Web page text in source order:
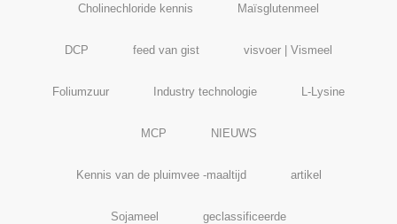
Cholinechloride kennis Maïsglutenmeel
DCP feed van gist visvoer | Vismeel
Foliumzuur Industry technologie L-Lysine
MCP NIEUWS
Kennis van de pluimvee -maaltijd artikel
Sojameel geclassificeerde